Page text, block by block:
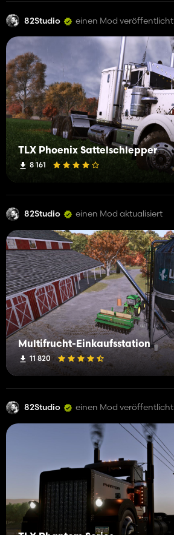
82Studio einen Mod veröffentlicht
TLX Phoenix Sattelschlepper
8 161
82Studio einen Mod aktualisiert
Multifrucht-Einkaufsstation
11 820
82Studio einen Mod veröffentlicht